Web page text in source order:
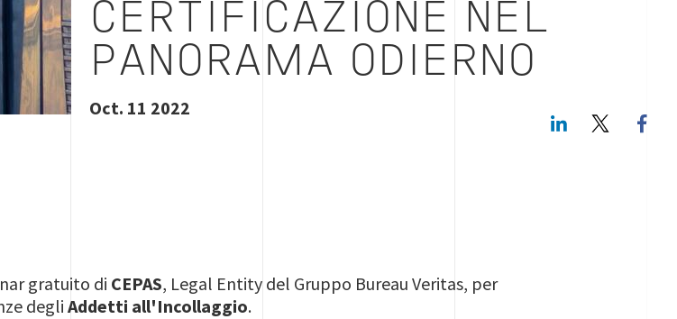
CERTIFICAZIONE NEL
PANORAMA ODIERNO
Oct. 11 2022
LinkedIn
gratuito di CEPAS, Legal Entity del Gruppo Bureau Veritas, per
degliAddetti all'Incollaggio.